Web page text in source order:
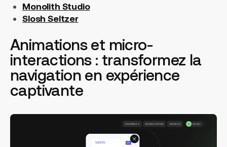
Monolith Studio
Slosh Seltzer
Animations et micro-
interactions : transformez la
navigation en expérience
captivante